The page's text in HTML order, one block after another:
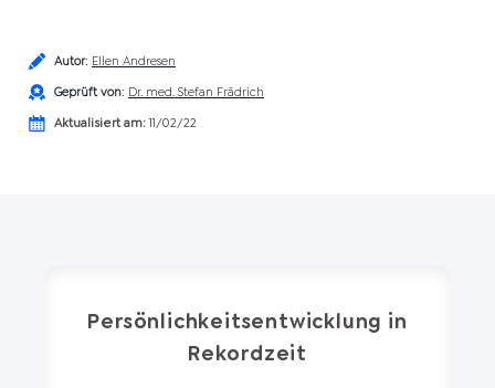
Autor: Ellen Andresen
Geprüft von: Dr. med. Stefan Frädrich
Aktualisiert am: 11/02/22
Persönlichkeitsentwicklung in
Rekordzeit